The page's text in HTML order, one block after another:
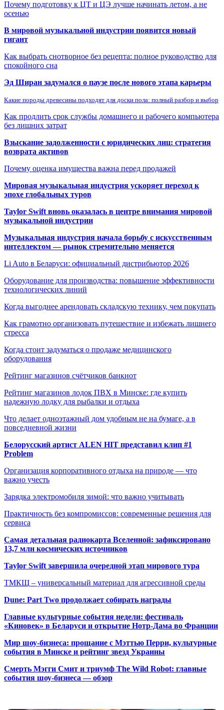
Почему подготовку к ЦТ и ЦЭ лучше начинать летом, а не
осенью
В мировой музыкальной индустрии появится новый
гигант
Как выбрать снотворное без рецепта: полное руководство для
спокойного сна
Эд Ширан задумался о паузе после нового этапа карьеры
Какие породы древесины подходят для доски пола: полный разбор и выбор
Как продлить срок службы домашнего и рабочего компьютера
без лишних затрат
Взыскание задолженности с юридических лиц: стратегия
возврата активов
Почему оценка имущества важна перед продажей
Мировая музыкальная индустрия ускоряет переход к
эпохе глобальных туров
Taylor Swift вновь оказалась в центре внимания мировой
музыкальной индустрии
Музыкальная индустрия начала борьбу с искусственным
интеллектом — рынок стремительно меняется
Li Auto в Беларуси: официальный дистрибьютор 2026
Оборудование для производства: повышение эффективности
технологических линий
Когда выгоднее арендовать складскую технику, чем покупать
Как грамотно организовать путешествие и избежать лишнего
стресса
Когда стоит задуматься о продаже медицинского
оборудования
Рейтинг магазинов счётчиков банкнот
Рейтинг магазинов лодок ПВХ в Минске: где купить
надежную лодку для рыбалки и отдыха
Что делает одноэтажный дом удобным не на бумаге, а в
повседневной жизни
Белорусский артист ALEN HIT представил клип #1
Problem
Организация корпоративного отдыха на природе — что
важно учесть
Зарядка электромобиля зимой: что важно учитывать
Практичность без компромиссов: современные решения для
сервиса
Самая детальная радиокарта Вселенной: зафиксировано
13,7 млн космических источников
Taylor Swift завершила очередной этап мирового тура
ТМКЩ – универсальный материал для агрессивной среды
Dune: Part Two продолжает собирать награды
Главные культурные события недели: фестиваль
«Киновек» в Беларуси и открытие Нотр-Дама во Франции
Мир шоу-бизнеса: прощание с Мэттью Перри, культурные
события в Минске и рейтинг звезд Украины
Смерть Мэгги Смит и триумф The Wild Robot: главные
события шоу-бизнеса — обзор